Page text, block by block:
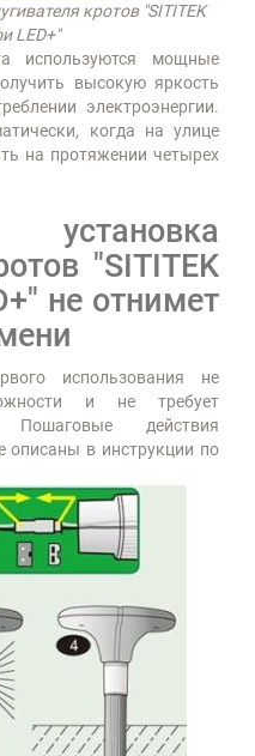
кротов "SITITEK
LED+"
используются мощные
высокую яркость
электроэнергии.
когда на улице
на протяжении четырех
"SITITEK
не отнимет
использования не
и не требует
Пошаговые действия
описаны в инструкции по